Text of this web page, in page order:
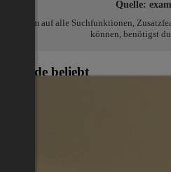
Quelle:
Um auf alle Suchfunktionen,
können, benötigst
Gerade beliebt